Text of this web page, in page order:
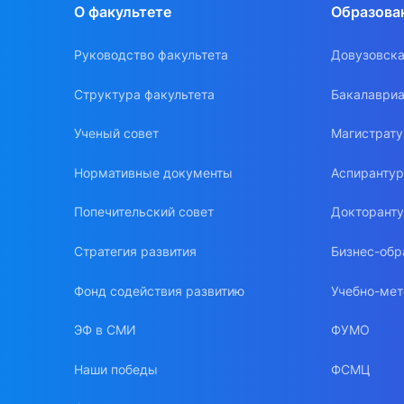
О факультете
Руководство факультета
Структура факультета
Ученый совет
Нормативные документы
Попечительский совет
Стратегия развития
Фонд содействия развитию
ЭФ в СМИ
Наши победы
Бизнес-
Учебно-
ФУМО
ФСМЦ